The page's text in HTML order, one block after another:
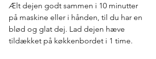
Ælt dejen godt sammen i 10 minutter
på maskine eller i hånden, til du har en
blød og glat dej. Lad dejen hæve
tildækket på køkkenbordet i 1 time.